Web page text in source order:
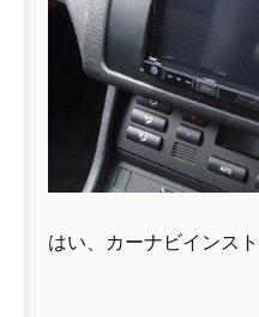
はい、カーナビインス